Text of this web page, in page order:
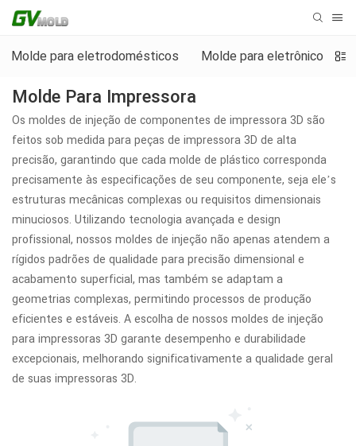
Molde para eletrodomésticos Molde para eletrônicos de
Molde Para Impressora
Os moldes de injeção de componentes de impressora 3D são
feitos sob medida para peças de impressora 3D de alta
precisão, garantindo que cada molde de plástico corresponda
precisamente às especificações de seu componente, seja ele’s
estruturas mecânicas complexas ou requisitos dimensionais
minuciosos. Utilizando tecnologia avançada e design
profissional, nossos moldes de injeção não apenas atendem a
rígidos padrões de qualidade para precisão dimensional e
acabamento superficial, mas também se adaptam a
geometrias complexas, permitindo processos de produção
eficientes e estáveis. A escolha de nossos moldes de injeção
para impressoras 3D garante desempenho e durabilidade
excepcionais, melhorando significativamente a qualidade geral
de suas impressoras 3D.